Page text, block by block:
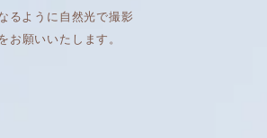
るように自然光で撮影
願いいたします。